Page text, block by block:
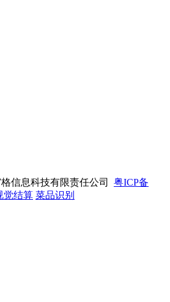
信息科技有限责任公司 粤ICP备
觉结算 菜品识别